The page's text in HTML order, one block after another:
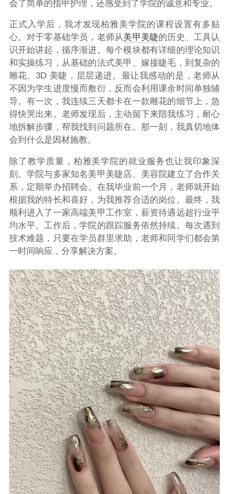
会了简单的指甲护理，还感受到了学院的诚意和专业。
正式入学后，我才发现柏雅美学院的课程设置有多贴
心。对于零基础学员，老师从美甲美睫的历史、工具认
识开始讲起，循序渐进。每个模块都有详细的理论知识
和实操练习，从基础的法式美甲、嫁接睫毛，到复杂的
雕花、3D 美睫，层层递进。最让我感动的是，老师从
不因为学生进度慢而敷衍，反而会利用课余时间单独辅
导。有一次，我连续三天都卡在一款雕花的细节上，急
得快哭出来。老师发现后，主动留下来陪我练习，耐心
地拆解步骤，帮我找到问题所在。那一刻，我真切地体
会到什么是因材施教。
除了教学质量，柏雅美学院的就业服务也让我印象深
刻。学院与多家知名美甲美睫店、美容院建立了合作关
系，定期举办招聘会。在我毕业前一个月，老师就开始
根据我的特长和喜好，为我推荐合适的岗位。最终，我
顺利进入了一家高端美甲工作室，薪资待遇远超行业平
均水平。工作后，学院的跟踪服务依然持续。每次遇到
技术难题，只要在学员群里求助，老师和同学们都会第
一时间响应，分享解决方案。